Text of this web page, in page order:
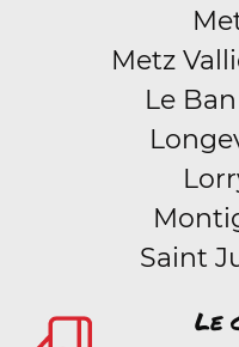
Metz
Le
Saint
Le